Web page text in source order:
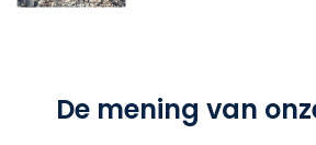
De mening van